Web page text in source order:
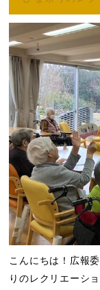
こんにちは！広報
りのレクリエーシ